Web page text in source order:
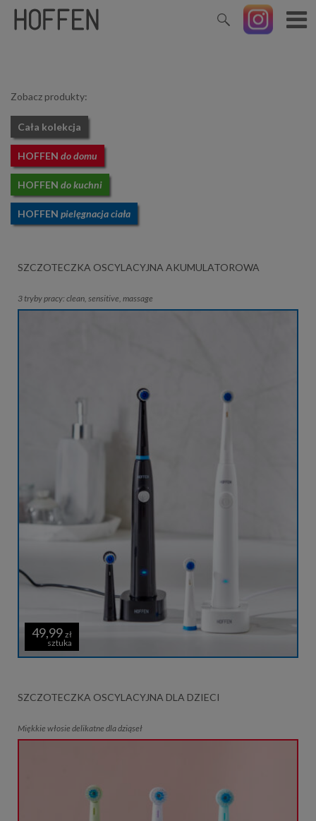
Zobacz produkty:
Cała kolekcja
HOFFEN do domu
HOFFEN do kuchni
HOFFEN pielęgnacja ciała
SZCZOTECZKA OSCYLACYJNA AKUMULATOROWA
3 tryby pracy: clean, sensitive, massage
49,99 zł
sztuka
SZCZOTECZKA OSCYLACYJNA DLA DZIECI
Miękkie włosie delikatne dla dziąseł